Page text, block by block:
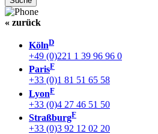
« zurück
KölnD
+49 (0)221 1 39 96 96 0
ParisF
+33 (0)1 81 51 65 58
LyonF
+33 (0)4 27 46 51 50
StraßburgF
+33 (0)3 92 12 02 20